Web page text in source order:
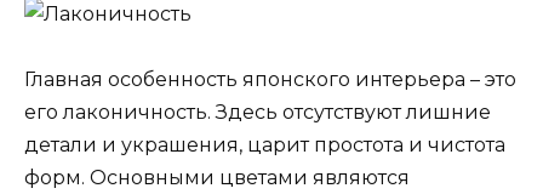
Главная особенность японского интерьера – это
его лаконичность. Здесь отсутствуют лишние
детали и украшения, царит простота и чистота
форм. Основными цветами являются